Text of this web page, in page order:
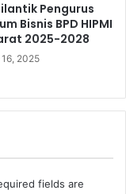
Pengurus
Bisnis BPD HIPMI
2025-2028
2025
fields are